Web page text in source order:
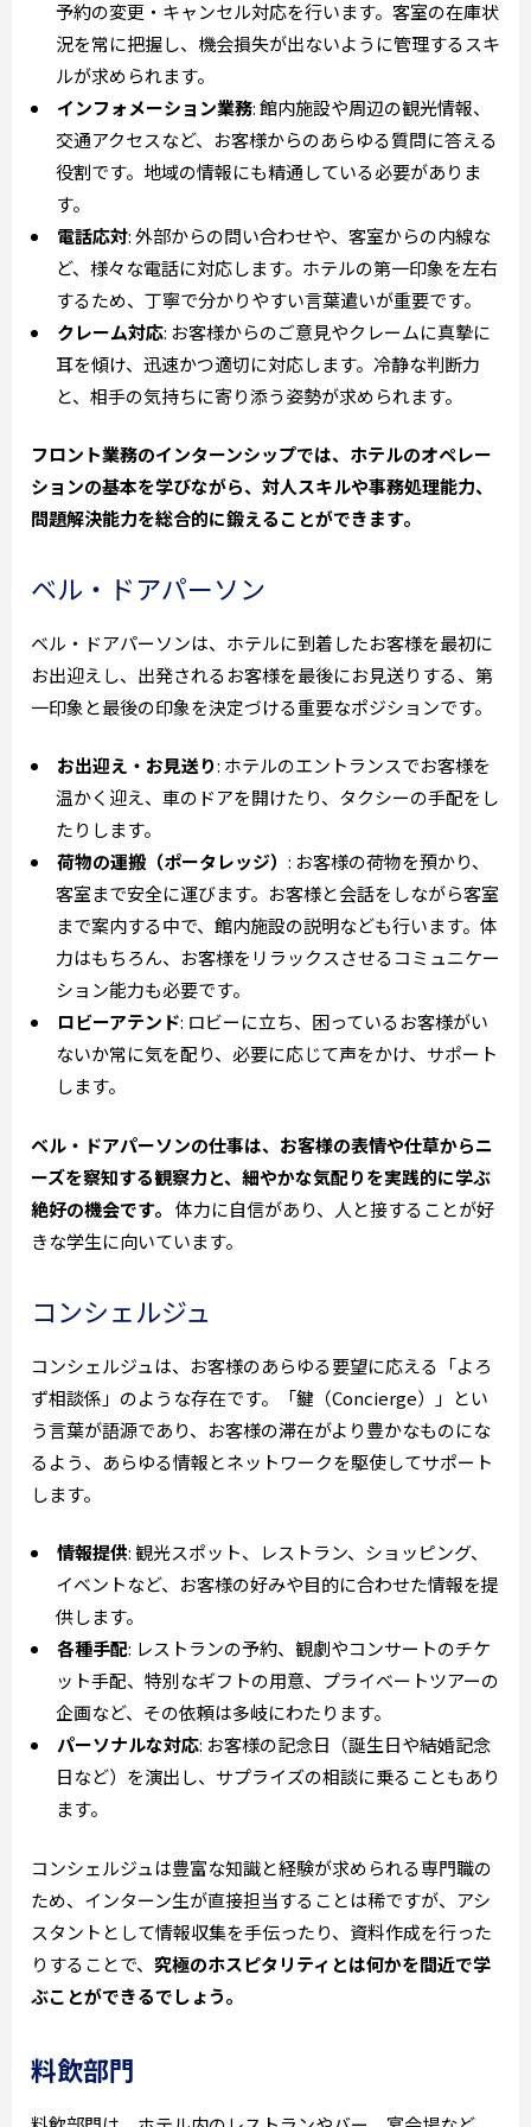
予約の変更・キャンセル対応を行います。客室の在庫状
況を常に把握し、機会損失が出ないように管理するスキ
ルが求められます。
インフォメーション業務: 館内施設や周辺の観光情報、
交通アクセスなど、お客様からのあらゆる質問に答える
役割です。地域の情報にも精通している必要がありま
す。
電話応対: 外部からの問い合わせや、客室からの内線な
ど、様々な電話に対応します。ホテルの第一印象を左右
するため、丁寧で分かりやすい言葉遣いが重要です。
クレーム対応: お客様からのご意見やクレームに真摯に
耳を傾け、迅速かつ適切に対応します。冷静な判断力
と、相手の気持ちに寄り添う姿勢が求められます。
フロント業務のインターンシップでは、ホテルのオペレー
ションの基本を学びながら、対人スキルや事務処理能力、
問題解決能力を総合的に鍛えることができます。
ベル・ドアパーソン
ベル・ドアパーソンは、ホテルに到着したお客様を最初に
お出迎えし、出発されるお客様を最後にお見送りする、第
一印象と最後の印象を決定づける重要なポジションです。
お出迎え・お見送り: ホテルのエントランスでお客様を
温かく迎え、車のドアを開けたり、タクシーの手配をし
たりします。
荷物の運搬（ポータレッジ） : お客様の荷物を預かり、
客室まで安全に運びます。お客様と会話をしながら客室
まで案内する中で、館内施設の説明なども行います。体
力はもちろん、お客様をリラックスさせるコミュニケー
ション能力も必要です。
ロビーアテンド: ロビーに立ち、困っているお客様がい
ないか常に気を配り、必要に応じて声をかけ、サポート
します。
ベル・ドアパーソンの仕事は、お客様の表情や仕草からニ
ーズを察知する観察力と、細やかな気配りを実践的に学ぶ
絶好の機会です。 体力に自信があり、人と接することが好
きな学生に向いています。
コンシェルジュ
コンシェルジュは、お客様のあらゆる要望に応える「よろ
ず相談係」のような存在です。「鍵（Concierge）」とい
う言葉が語源であり、お客様の滞在がより豊かなものにな
るよう、あらゆる情報とネットワークを駆使してサポート
します。
情報提供: 観光スポット、レストラン、ショッピング、
イベントなど、お客様の好みや目的に合わせた情報を提
供します。
各種手配: レストランの予約、観劇やコンサートのチケ
ット手配、特別なギフトの用意、プライベートツアーの
企画など、その依頼は多岐にわたります。
パーソナルな対応: お客様の記念日（誕生日や結婚記念
日など）を演出し、サプライズの相談に乗ることもあり
ます。
コンシェルジュは豊富な知識と経験が求められる専門職の
ため、インターン生が直接担当することは稀ですが、アシ
スタントとして情報収集を手伝ったり、資料作成を行った
りすることで、 究極のホスピタリティとは何かを間近で学
ぶことができるでしょう。
料飲部門